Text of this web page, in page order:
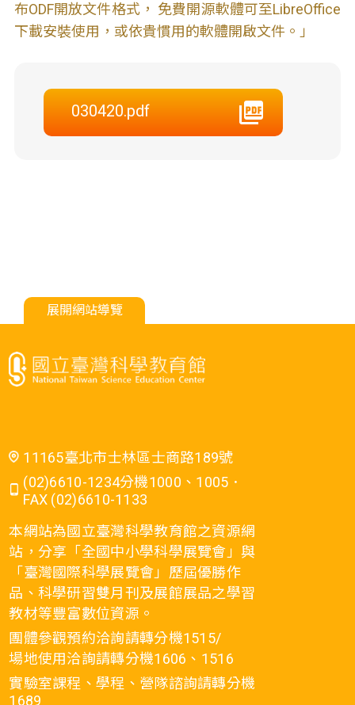
布ODF開放文件格式， 免費開源軟體可至LibreOffice
下載安裝使用，或依貴慣用的軟體開啟文件。」
030420.pdf
展開網站導覽
11165臺北市士林區士商路189號
(02)6610-1234分機1000、1005．
FAX (02)6610-1133
本網站為國立臺灣科學教育館之資源網
站，分享「全國中小學科學展覽會」與
「臺灣國際科學展覽會」歷屆優勝作
品、科學研習雙月刊及展館展品之學習
教材等豐富數位資源。
團體參觀預約洽詢請轉分機1515/
場地使用洽詢請轉分機1606、1516
實驗室課程、學程、營隊諮詢請轉分機
1689